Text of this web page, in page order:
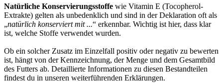
Natürliche Konservierungsstoffe wie Vitamin E (Tocopherol-
Extrakte) gelten als unbedenklich und sind in der Deklaration oft als
„natürlich konserviert mit ...“ erkennbar. Wichtig ist hier, dass klar
ist, welche Stoffe verwendet wurden.
Ob ein solcher Zusatz im Einzelfall positiv oder negativ zu bewerten
ist, hängt von der Kennzeichnung, der Menge und dem Gesamtbild
des Futters ab. Detaillierte Informationen zu diesen Bestandteilen
findest du in unseren weiterführenden Erklärungen.